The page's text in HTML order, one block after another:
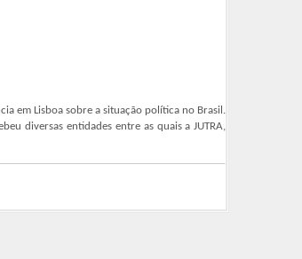
em Lisboa sobre a situação política no Brasil.
diversas entidades entre as quais a JUTRA,